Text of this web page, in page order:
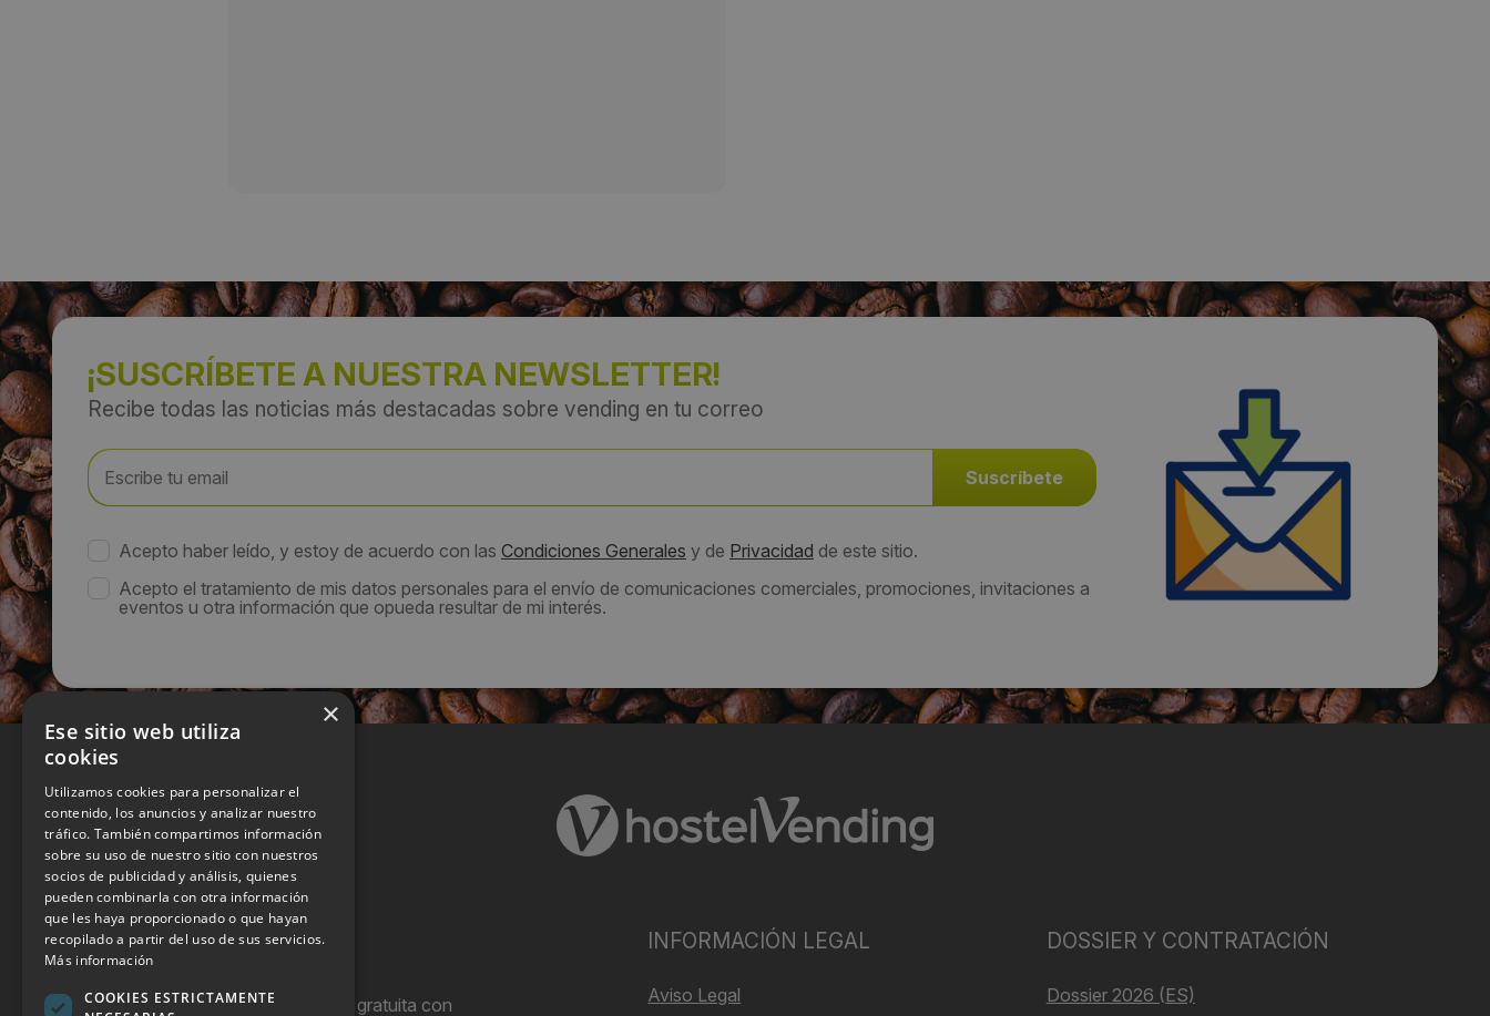
¡SUSCRÍBETE A NUESTRA NEWSLETTER!
Recibe todas las noticias más destacadas sobre vending en tu correo
Acepto haber leído, y estoy de acuerdo con las Condiciones Generales y de Privacidad de este sitio.
Acepto el tratamiento de mis datos personales para el envío de comunicaciones comerciales, promociones, invitaciones a
eventos u otra información que opueda resultar de mi interés.
Hostel Vending es una publicación gratuita con
INFORMACIÓN LEGAL
Aviso Legal
DOSSIER Y CONTRATACIÓN
Dossier 2026 (ES)
×
Ese sitio web utiliza
cookies
Utilizamos cookies para personalizar el
contenido, los anuncios y analizar nuestro
tráfico. También compartimos información
sobre su uso de nuestro sitio con nuestros
socios de publicidad y análisis, quienes
pueden combinarla con otra información
que les haya proporcionado o que hayan
recopilado a partir del uso de sus servicios.
Más información
COOKIES ESTRICTAMENTE